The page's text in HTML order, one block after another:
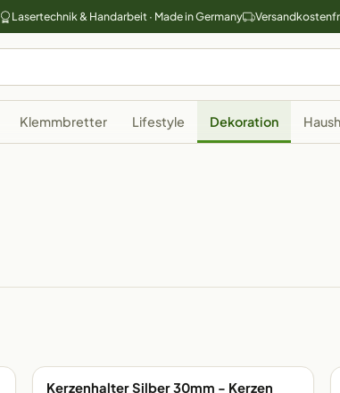
Lasertechnik & Handarbeit · Made in Germany
Klemmbretter Lifestyle Dekoration
Kerzenhalter Silber 30mm - Kerzen